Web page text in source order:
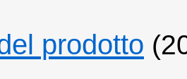
prodotto